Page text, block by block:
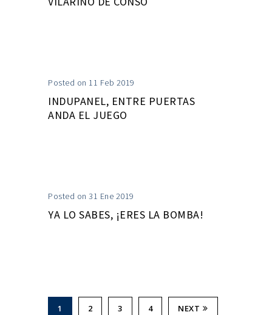
Posted on 11 Feb 2019
INDUPANEL, ENTRE PUERTAS
ANDA EL JUEGO
Posted on 31 Ene 2019
YA LO SABES, ¡ERES LA BOMBA!
1 2 3 4 NEXT